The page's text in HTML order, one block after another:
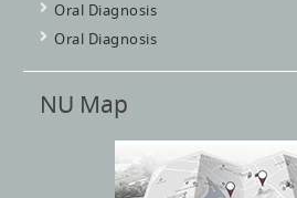
Oral Diagnosis
Oral Diagnosis
NU Map